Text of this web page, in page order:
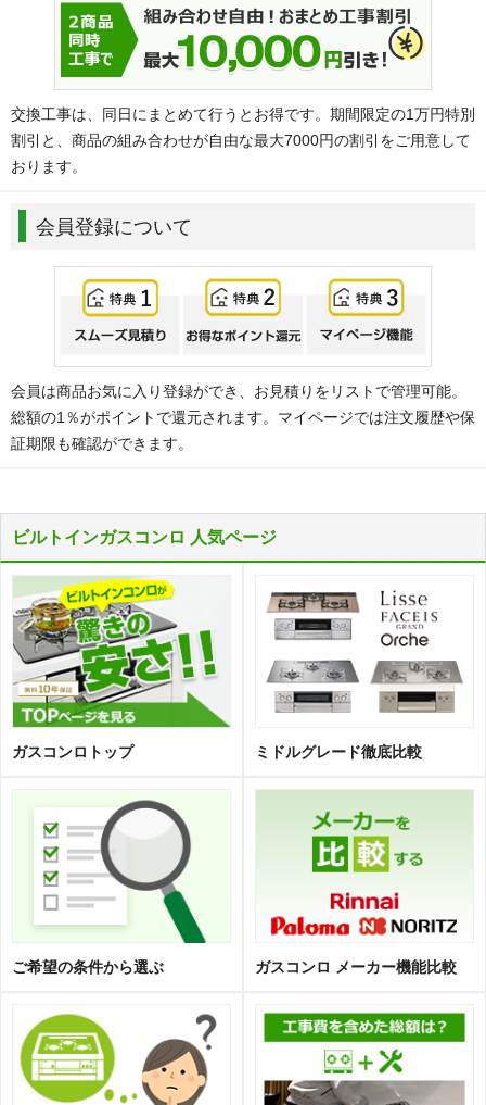
交換工事は、同日にまとめて行うとお得です。期間限定の1万円特別
割引と、商品の組み合わせが自由な最大7000円の割引をご用意して
おります。
会員登録について
会員は商品お気に入り登録ができ、お見積りをリストで管理可能。
総額の1％がポイントで還元されます。マイページでは注文履歴や保
証期限も確認ができます。
ビルトインガスコンロ 人気ページ
ガスコンロトップ ミドルグレード徹底比較
ご希望の条件から選ぶ ガスコンロ メーカー機能比較